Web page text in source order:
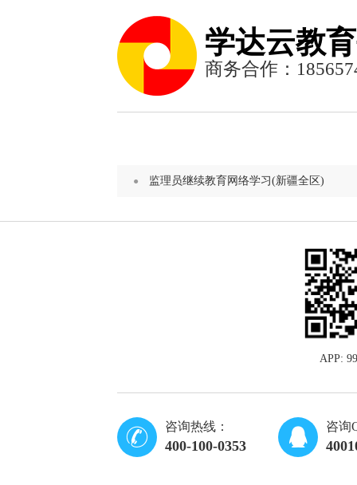
学达云教
商务合作：
监理员继续教育网络学习(新疆全区)
APP:
咨询热线：
400-100-0353
咨询